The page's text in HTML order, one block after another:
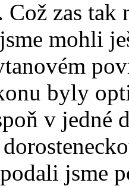
Což zas
mohli
byly
v jedné
jsme